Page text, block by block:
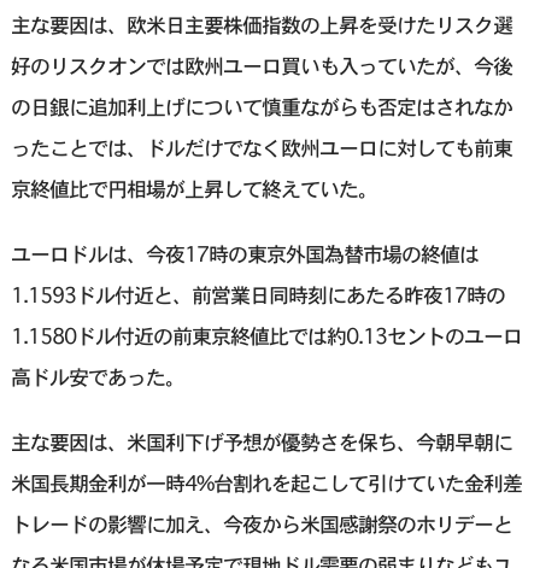
主な要因は、欧米日主要株価指数の上昇を受けたリスク選
好のリスクオンでは欧州ユーロ買いも入っていたが、今後
の日銀に追加利上げについて慎重ながらも否定はされなか
ったことでは、ドルだけでなく欧州ユーロに対しても前東
京終値比で円相場が上昇して終えていた。
ユーロドルは、今夜17時の東京外国為替市場の終値は
1.1593ドル付近と、前営業日同時刻にあたる昨夜17時の
1.1580ドル付近の前東京終値比では約0.13セントのユーロ
高ドル安であった。
主な要因は、米国利下げ予想が優勢さを保ち、今朝早朝に
米国長期金利が一時4%台割れを起こして引けていた金利差
トレードの影響に加え、今夜から米国感謝祭のホリデーと